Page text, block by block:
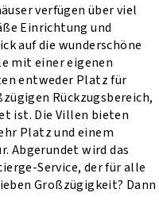
verfügen über viel
Einrichtung und
auf die wunderschöne
mit einer eigenen
entweder Platz für
Rückzugsbereich,
ist. Die Villen bieten
Platz und einem
Abgerundet wird das
Service, der für alle
Großzügigkeit? Dann